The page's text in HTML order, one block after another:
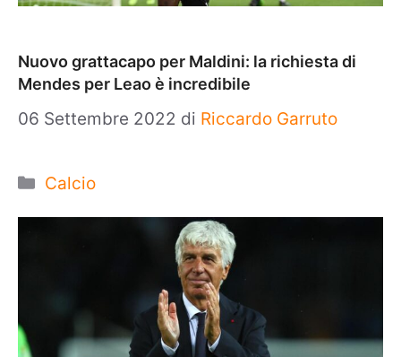
Nuovo grattacapo per Maldini: la richiesta di
Mendes per Leao è incredibile
06 Settembre 2022 di Riccardo Garruto
Categorie
Calcio